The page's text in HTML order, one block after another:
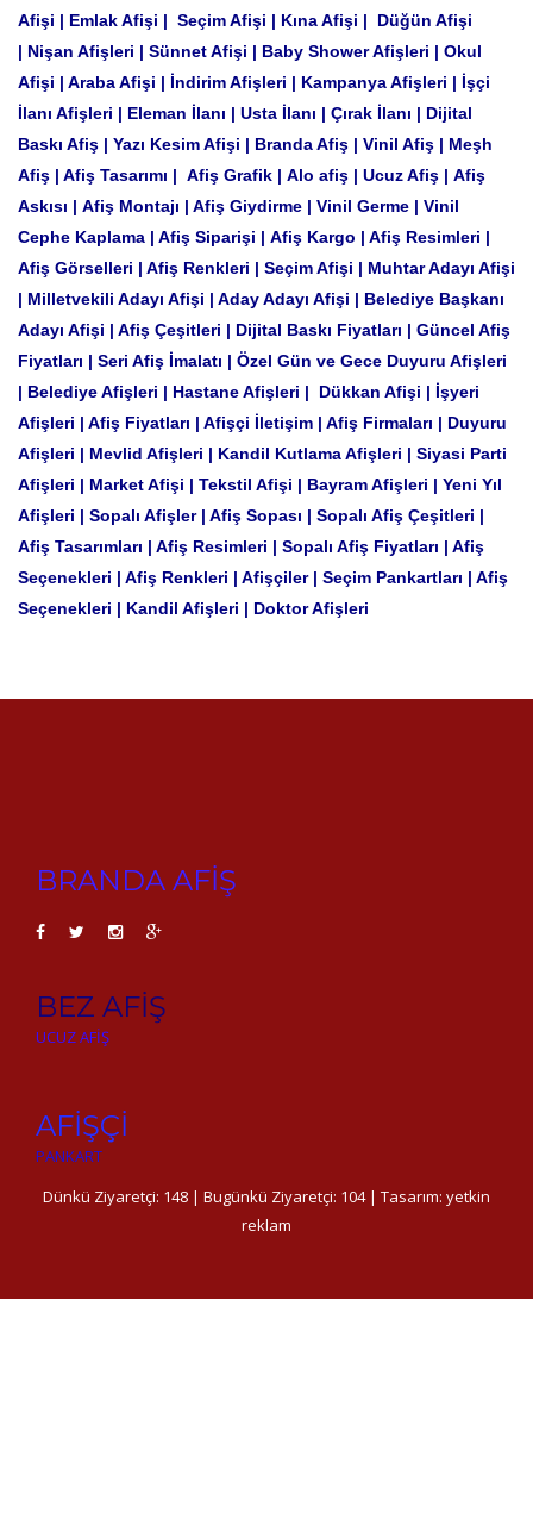
Afişi | Emlak Afişi | Seçim Afişi | Kına Afişi | Düğün Afişi
| Nişan Afişleri | Sünnet Afişi | Baby Shower Afişleri | Okul
Afişi | Araba Afişi | İndirim Afişleri | Kampanya Afişleri | İşçi
İlanı Afişleri | Eleman İlanı | Usta İlanı | Çırak İlanı | Dijital
Baskı Afiş | Yazı Kesim Afişi | Branda Afiş | Vinil Afiş | Meşh
Afiş | Afiş Tasarımı | Afiş Grafik | Alo afiş | Ucuz Afiş | Afiş
Askısı | Afiş Montajı | Afiş Giydirme | Vinil Germe | Vinil
Cephe Kaplama | Afiş Siparişi | Afiş Kargo | Afiş Resimleri |
Afiş Görselleri | Afiş Renkleri | Seçim Afişi | Muhtar Adayı Afişi
| Milletvekili Adayı Afişi | Aday Adayı Afişi | Belediye Başkanı
Adayı Afişi | Afiş Çeşitleri | Dijital Baskı Fiyatları | Güncel Afiş
Fiyatları | Seri Afiş İmalatı | Özel Gün ve Gece Duyuru Afişleri
| Belediye Afişleri | Hastane Afişleri | Dükkan Afişi | İşyeri
Afişleri | Afiş Fiyatları | Afişçi İletişim | Afiş Firmaları | Duyuru
Afişleri | Mevlid Afişleri | Kandil Kutlama Afişleri | Siyasi Parti
Afişleri | Market Afişi | Tekstil Afişi | Bayram Afişleri | Yeni Yıl
Afişleri | Sopalı Afişler | Afiş Sopası | Sopalı Afiş Çeşitleri |
Afiş Tasarımları | Afiş Resimleri | Sopalı Afiş Fiyatları | Afiş
Seçenekleri | Afiş Renkleri | Afişçiler | Seçim Pankartları | Afiş
Seçenekleri | Kandil Afişleri | Doktor Afişleri
BRANDA AFİŞ
BEZ AFİŞ
UCUZ AFİŞ
AFİŞÇİ
PANKART
Dünkü Ziyaretçi: 148 | Bugünkü Ziyaretçi: 104 | Tasarım: yetkin
reklam